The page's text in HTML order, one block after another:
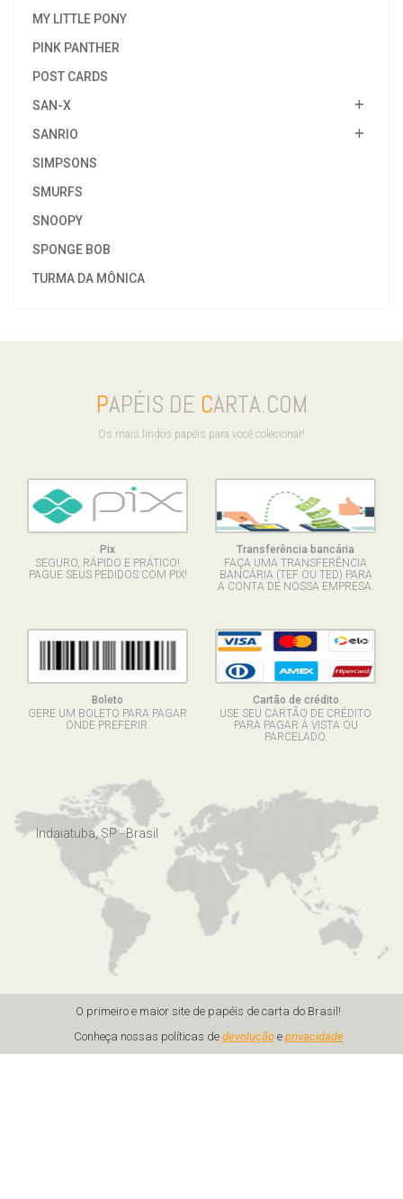
MY LITTLE PONY
PINK PANTHER
POST CARDS
SAN-X
SANRIO
SIMPSONS
SMURFS
SNOOPY
SPONGE BOB
TURMA DA MÔNICA
PAPÉIS DE CARTA.COM
Os mais lindos papéis para você colecionar!
Pix
SEGURO, RÁPIDO E PRÁTICO!
PAGUE SEUS PEDIDOS COM PIX!
Transferência bancária
FAÇA UMA TRANSFERÊNCIA
BANCÁRIA (TEF OU TED) PARA
A CONTA DE NOSSA EMPRESA.
Boleto
GERE UM BOLETO PARA PAGAR
ONDE PREFERIR.
Cartão de crédito
USE SEU CARTÃO DE CRÉDITO
PARA PAGAR À VISTA OU
PARCELADO.
Indaiatuba, SP - Brasil
O primeiro e maior site de papéis de carta do Brasil!
Conheça nossas políticas de devoluçãoe privacidade